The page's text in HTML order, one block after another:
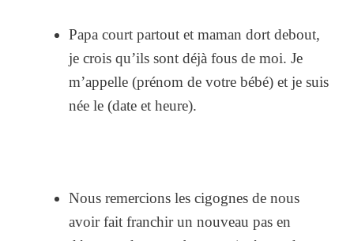
Papa court partout et maman dort debout,
je crois qu’ils sont déjà fous de moi. Je
m’appelle (prénom de votre bébé) et je suis
née le (date et heure).
Nous remercions les cigognes de nous
avoir fait franchir un nouveau pas en